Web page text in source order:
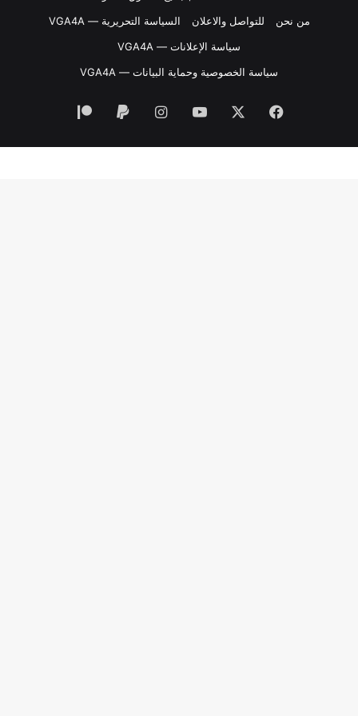
من نحن
للتواصل والاعلان
السياسة التحريرية — VGA4A
سياسة الإعلانات — VGA4A
سياسة الخصوصية وحماية البيانات — VGA4A
فيسبوك ‫YouTubeانستقرام
‏Paypal
‫Patreon